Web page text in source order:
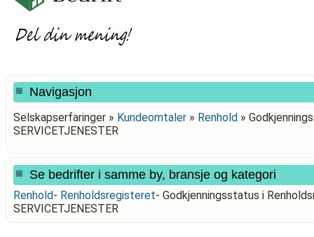
Navigasjon
Selskapserfaringer » Kundeomtaler » Renhold »
SERVICETJENESTER
Se bedrifter i samme by, bransje og kategori
Renhold- Renholdsregisteret- Godkjenningsstatus i
SERVICETJENESTER